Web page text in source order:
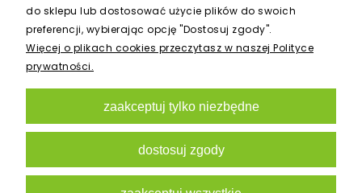
Newsletter
do sklepu lub dostosować użycie plików do swoich
preferencji, wybierając opcję "Dostosuj zgody".
Więcej o plikach cookies przeczytasz w naszej Polityce
prywatności.
zaakceptuj tylko niezbędne
dostosuj zgody